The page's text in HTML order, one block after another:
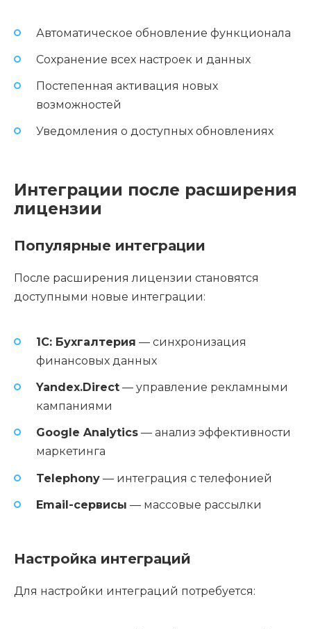
Автоматическое обновление функционала
Сохранение всех настроек и данных
Постепенная активация новых
возможностей
Уведомления о доступных обновлениях
Интеграции после расширения
лицензии
Популярные интеграции
После расширения лицензии становятся
доступными новые интеграции:
1С: Бухгалтерия — синхронизация
финансовых данных
Yandex.Direct — управление рекламными
кампаниями
Google Analytics — анализ эффективности
маркетинга
Telephony — интеграция с телефонией
Email-сервисы — массовые рассылки
Настройка интеграций
Для настройки интеграций потребуется: